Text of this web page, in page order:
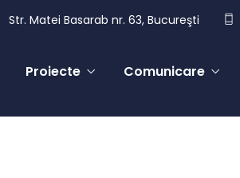
Str. Matei Basarab nr. 63, Bucureşti
Proiecte Comunicare